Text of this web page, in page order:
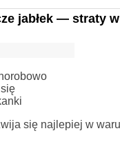
jabłek — straty w
się najlepiej w